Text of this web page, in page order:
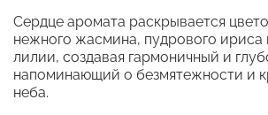
Сердце аромата раскрывается
нежного жасмина, пудрового ириса
лилии, создавая гармоничный и
напоминающий о безмятежности и
неба.